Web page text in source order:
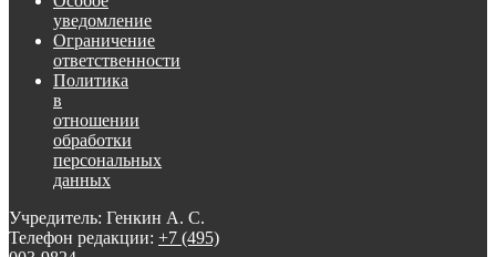
уведомление
Ограничение
ответственности
Политика
в
отношении
обработки
персональных
данных
Учредитель: Генкин А. С.
Телефон редакции: +7 (495)